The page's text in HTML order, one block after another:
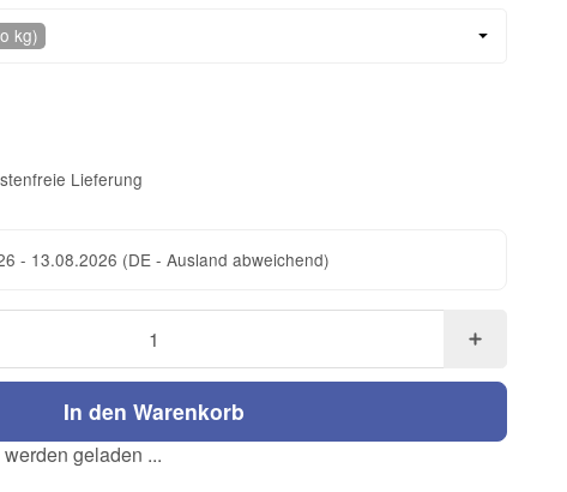
kg)
Lieferung
- 13.08.2026 (DE - Ausland abweichend)
In den Warenkorb
geladen ...